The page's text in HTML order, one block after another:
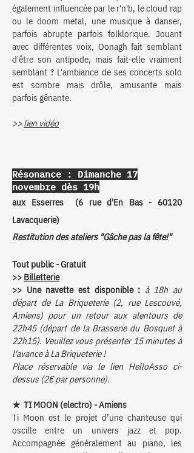
également influencée par le r'n'b, le cloud rap
ou le doom metal, une musique à danser,
parfois abrupte parfois folklorique. Jouant
avec différentes voix, Oonagh fait semblant
d'être son antipode, mais fait-elle vraiment
semblant ? L'ambiance de ses concerts solo
est sombre mais drôle, amusante mais
parfois gênante.
>> lien vidéo
Résonance : Dimanche 17
novembre dès 19h
aux Esserres (6 rue d'En Bas - 60120
Lavacquerie)
Restitution des ateliers "Gâche pas la fête!"
Tout public - Gratuit
>> Billetterie
>> Une navette est disponible : à 18h au
départ de La Briqueterie (2, rue Lescouvé,
Amiens) pour un retour aux alentours de
22h45 (départ de la Brasserie du Bosquet à
22h15). Veuillez vous présenter 15 minutes à
l'avance à La Briqueterie !
Place réservable via le lien HelloAsso ci-
dessus (2€ par personne).
★ TI MOON (electro) - Amiens
Ti Moon est le projet d’une chanteuse qui
oscille entre un univers jazz et pop.
Accompagnée généralement au piano, les